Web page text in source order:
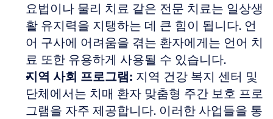
요법이나 물리 치료 같은 전문 치료는 일상생
활 유지력을 지탱하는 데 큰 힘이 됩니다. 언
어 구사에 어려움을 겪는 환자에게는 언어 치
료 또한 유용하게 사용될 수 있습니다.
지역 사회 프로그램: 지역 건강 복지 센터 및
단체에서는 치매 환자 맞춤형 주간 보호 프로
그램을 자주 제공합니다. 이러한 사업들을 통